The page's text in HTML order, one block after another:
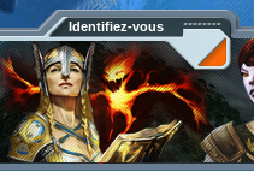
Identifiez-vous